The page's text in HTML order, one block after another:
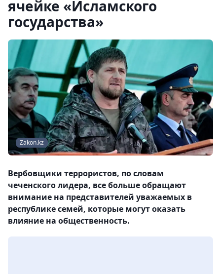
ячейке «Исламского
государства»
Zakon.kz
Вербовщики террористов, по словам
чеченского лидера, все больше обращают
внимание на представителей уважаемых в
республике семей, которые могут оказать
влияние на общественность.